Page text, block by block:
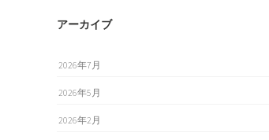
アーカイブ
2026年7月
2026年5月
2026年2月